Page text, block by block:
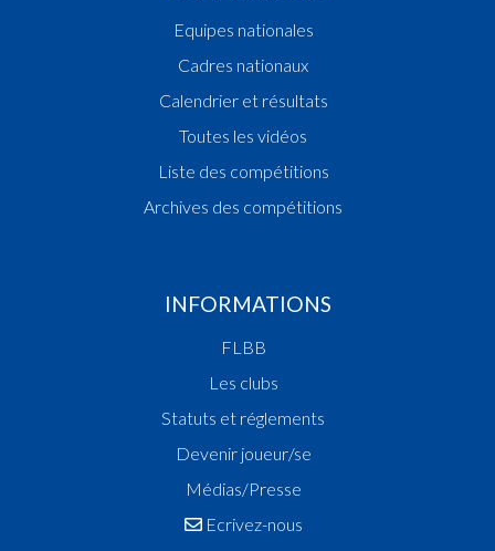
Equipes nationales
Cadres nationaux
Calendrier et résultats
Toutes les vidéos
Liste des compétitions
Archives des compétitions
INFORMATIONS
FLBB
Les clubs
Statuts et réglements
Devenir joueur/se
Médias/Presse
Ecrivez-nous